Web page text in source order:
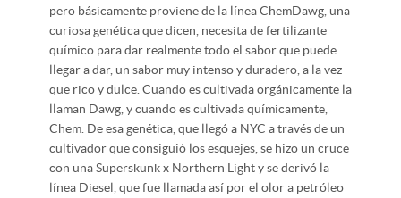
pero básicamente proviene de la línea ChemDawg, una
curiosa genética que dicen, necesita de fertilizante
químico para dar realmente todo el sabor que puede
llegar a dar, un sabor muy intenso y duradero, a la vez
que rico y dulce. Cuando es cultivada orgánicamente la
llaman Dawg, y cuando es cultivada químicamente,
Chem. De esa genética, que llegó a NYC a través de un
cultivador que consiguió los esquejes, se hizo un cruce
con una Superskunk x Northern Light y se derivó la
línea Diesel, que fue llamada así por el olor a petróleo